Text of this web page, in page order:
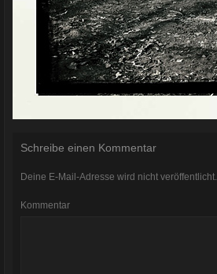
Schreibe einen Kommentar
Deine E-Mail-Adresse wird nicht veröffentlicht.
Kommentar